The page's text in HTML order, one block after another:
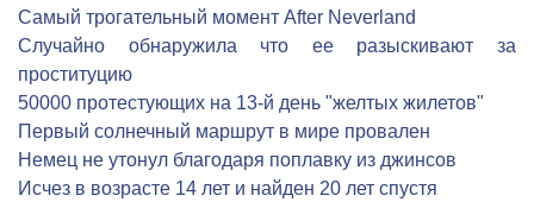
Самый трогательный момент After Neverland
Cлучайно обнаружила что ее разыскивают за
проституцию
50000 протестующих на 13-й день "желтых жилетов"
Первый солнечный маршрут в мире провален
Немец не утонул благодаря поплавку из джинсов
Исчез в возрасте 14 лет и найден 20 лет спустя